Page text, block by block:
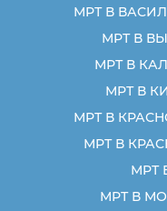
МРТ В
МРТ В
МРТ В
МРТ В
МРТ В
МРТ В
МРТ
МРТ В